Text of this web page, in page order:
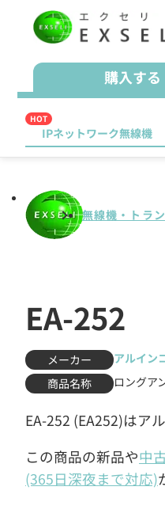
購入する
HOT
IPネットワーク無線機
無線機・トラ
EA-252
メーカー
アルイン
商品名称
ロングア
EA-252 (EA252)はア
この商品の新品や中
(365日深夜まで対応)